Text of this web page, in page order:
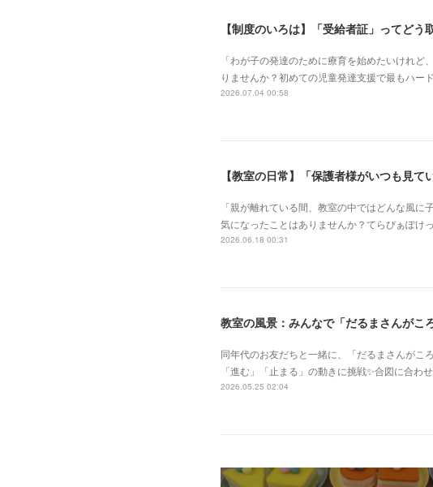
【制度のいろは】「受給者証」ってど
「わが子の発達のために療育を始めたいけれ
りませんか？初めての児童発達支援で最もハー
2026.07.04 00:58
【教室の日常】「保護者様がいつも見
「親が離れている間、教室の中ではどんな風
気になったことはありませんか？てらぴぁぽけ
2026.06.18 00:31
教室の風景：みんなで「だるまさんがこ
同年代のお友だちと一緒に、「だるまさんがこ
「進む」「止まる」の動きに挑戦✨合図に合わ
2026.05.25 02:04